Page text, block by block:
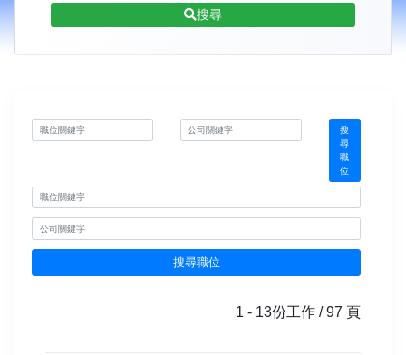
搜尋
職位關鍵字 公司關鍵字
搜
尋
職
位
職位關鍵字
公司關鍵字
搜尋職位
1 - 13份工作 / 97 頁